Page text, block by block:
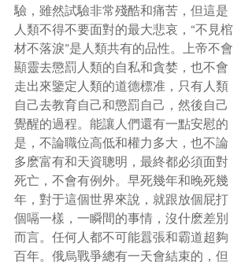
驗，雖然試驗非常殘酷和痛苦，但這是
人類不得不要面對的最大悲哀，“不見棺
材不落淚”是人類共有的品性。上帝不會
顯靈去懲罰人類的自私和貪婪，也不會
走出來鑒定人類的道德標准，只有人類
自己去教育自己和懲罰自己，然後自己
覺醒的過程。能讓人們還有一點安慰的
是，不論職位高低和權力多大，也不論
多麽富有和天資聰明，最終都必須面對
死亡，不會有例外。早死幾年和晚死幾
年，對于這個世界來說，就跟放個屁打
個嗝一樣，一瞬間的事情，沒什麽差別
而言。任何人都不可能囂張和霸道超夠
百年。俄烏戰爭總有一天會結束的，但